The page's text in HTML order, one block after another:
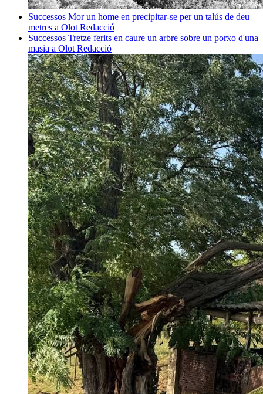
Successos Mor un home en precipitar-se per un talús de deu
metres a Olot Redacció
Successos Tretze ferits en caure un arbre sobre un porxo d'una
masia a Olot Redacció